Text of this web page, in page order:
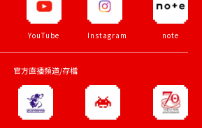
YouTube Instagram note
官方直播頻道/存檔